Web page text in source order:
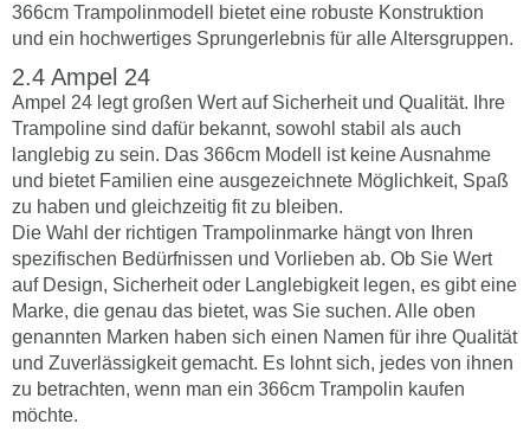
366cm Trampolinmodell bietet eine robuste Konstruktion
und ein hochwertiges Sprungerlebnis für alle Altersgruppen.
Ampel 24
Ampel 24 legt großen Wert auf Sicherheit und Qualität. Ihre
Trampoline sind dafür bekannt, sowohl stabil als auch
langlebig zu sein. Das 366cm Modell ist keine Ausnahme
und bietet Familien eine ausgezeichnete Möglichkeit, Spaß
zu haben und gleichzeitig fit zu bleiben.
Die Wahl der richtigen Trampolinmarke hängt von Ihren
spezifischen Bedürfnissen und Vorlieben ab. Ob Sie Wert
auf Design, Sicherheit oder Langlebigkeit legen, es gibt eine
Marke, die genau das bietet, was Sie suchen. Alle oben
genannten Marken haben sich einen Namen für ihre Qualität
und Zuverlässigkeit gemacht. Es lohnt sich, jedes von ihnen
zu betrachten, wenn man ein 366cm Trampolin kaufen
möchte.